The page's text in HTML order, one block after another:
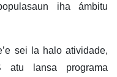
iha ámbitu
sei la halo atividade,
atu lansa programa